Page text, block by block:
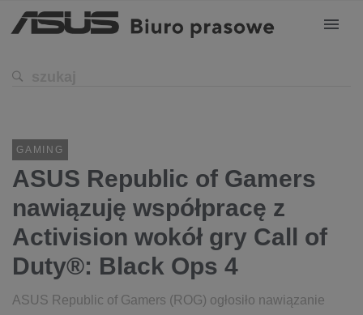
GAMING
ASUS Republic of Gamers
nawiązuję współpracę z
Activision wokół gry Call of
Duty®: Black Ops 4
ASUS Republic of Gamers (ROG) ogłosiło nawiązanie